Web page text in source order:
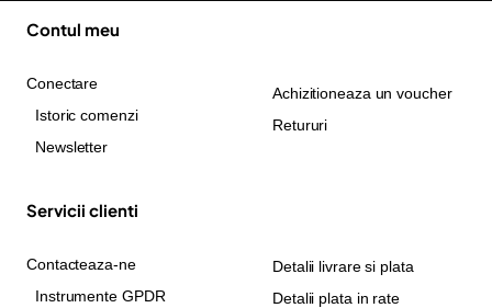
Contul meu
Conectare
Istoric comenzi
Newsletter
Achizitioneaza un voucher
Retururi
Servicii clienti
Contacteaza-ne
Instrumente GPDR
Detalii livrare si plata
Detalii plata in rate